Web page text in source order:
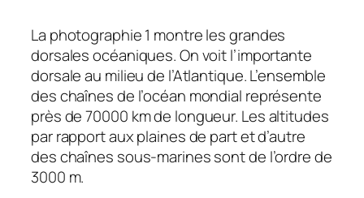
La photographie 1 montre les grandes
dorsales océaniques. On voit l’importante
dorsale au milieu de l’Atlantique. L’ensemble
des chaînes de l’océan mondial représente
près de 70000 km de longueur. Les altitudes
par rapport aux plaines de part et d’autre
des chaînes sous-marines sont de l’ordre de
3000 m.